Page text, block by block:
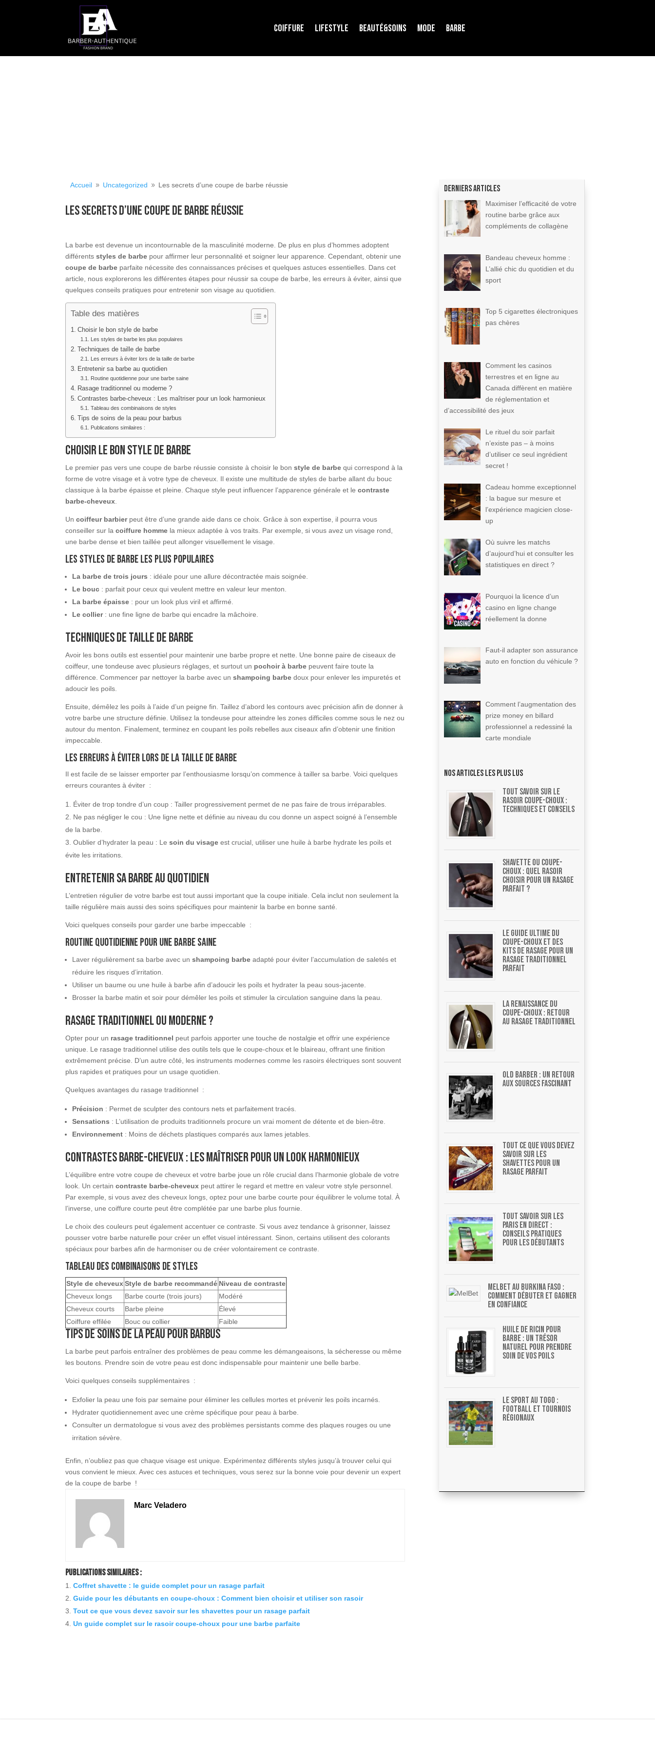
COIFFURE LIFESTYLE BEAUTÉ&SOINS MODE BARBE
Accueil 9 Uncategorized 9 Les secrets d’une coupe de barbe réussie
Les secrets d’une coupe de barbe réussie
La barbe est devenue un incontournable de la masculinité moderne. De plus en plus d’hommes adoptent
différentsstyles de barbe pour affirmer leur personnalité et soigner leur apparence. Cependant, obtenir une
coupe de barbe parfaite nécessite des connaissances précises et quelques astuces essentielles. Dans cet
article, nous explorerons les différentes étapes pour réussir sa coupe de barbe, les erreurs à éviter, ainsi que
quelques conseils pratiques pour entretenir son visage au quotidien.
Table des matières
Choisir le bon style de barbe
Les styles de barbe les plus populaires
Techniques de taille de barbe
Les erreurs à éviter lors de la taille de barbe
Entretenir sa barbe au quotidien
Routine quotidienne pour une barbe saine
Rasage traditionnel ou moderne ?
Contrastes barbe-cheveux : Les maîtriser pour un look harmonieux
Tableau des combinaisons de styles
Tips de soins de la peau pour barbus
Publications similaires :
Choisir le bon style de barbe
Le premier pas vers une coupe de barbe réussie consiste à choisir le bonstyle de barbe qui correspond à la
forme de votre visage et à votre type de cheveux. Il existe une multitude de styles de barbe allant du bouc
classique à la barbe épaisse et pleine. Chaque style peut influencer l’apparence générale et lecontraste
barbe-cheveux
Uncoiffeur barbierpeut être d’une grande aide dans ce choix. Grâce à son expertise, il pourra vous
conseiller sur lacoiffure homme la mieux adaptée à vos traits. Par exemple, si vous avez un visage rond,
une barbe dense et bien taillée peut allonger visuellement le visage.
Les styles de barbe les plus populaires
La barbe de trois jours : idéale pour une allure décontractée mais soignée.
Le bouc : parfait pour ceux qui veulent mettre en valeur leur menton.
La barbe épaisse : pour un look plus viril et affirmé.
Le collier: une fine ligne de barbe qui encadre la mâchoire.
Techniques de taille de barbe
Avoir les bons outils est essentiel pour maintenir une barbe propre et nette. Une bonne paire de ciseaux de
coiffeur, une tondeuse avec plusieurs réglages, et surtout un pochoir à barbe peuvent faire toute la
différence. Commencer par nettoyer la barbe avec unshampoing barbe doux pour enlever les impuretés et
adoucir les poils.
Ensuite, démêlez les poils à l’aide d’un peigne fin. Taillez d’abord les contours avec précision afin de donner à
votre barbe une structure définie. Utilisez la tondeuse pour atteindre les zones difficiles comme sous le nez ou
autour du menton. Finalement, terminez en coupant les poils rebelles aux ciseaux afin d’obtenir une finition
impeccable.
Les erreurs à éviter lors de la taille de barbe
Il est facile de se laisser emporter par l’enthousiasme lorsqu’on commence à tailler sa barbe. Voici quelques
erreurs courantes à éviter :
Éviter de trop tondre d’un coup : Tailler progressivement permet de ne pas faire de trous irréparables.
Ne pas négliger le cou : Une ligne nette et définie au niveau du cou donne un aspect soigné à l’ensemble
de la barbe.
Oublier d’hydrater la peau : Lesoin du visage est crucial, utiliser une huile à barbe hydrate les poils et
évite les irritations.
Entretenir sa barbe au quotidien
L’entretien régulier de votre barbe est tout aussi important que la coupe initiale. Cela inclut non seulement la
taille régulière mais aussi des soins spécifiques pour maintenir la barbe en bonne santé.
Voici quelques conseils pour garder une barbe impeccable :
Routine quotidienne pour une barbe saine
Laver régulièrement sa barbe avec unshampoing barbe adapté pour éviter l’accumulation de saletés et
réduire les risques d’irritation.
Utiliser un baume ou une huile à barbe afin d’adoucir les poils et hydrater la peau sous-jacente.
Brosser la barbe matin et soir pour démêler les poils et stimuler la circulation sanguine dans la peau.
Rasage traditionnel ou moderne ?
Opter pour un rasage traditionnel peut parfois apporter une touche de nostalgie et offrir une expérience
unique. Le rasage traditionnel utilise des outils tels que le coupe-choux et le blaireau, offrant une finition
extrêmement précise. D’un autre côté, les instruments modernes comme les rasoirs électriques sont souvent
plus rapides et pratiques pour un usage quotidien.
Quelques avantages du rasage traditionnel :
Précision : Permet de sculpter des contours nets et parfaitement tracés.
Sensations : L’utilisation de produits traditionnels procure un vrai moment de détente et de bien-être.
Environnement : Moins de déchets plastiques comparés aux lames jetables.
Contrastes barbe-cheveux : Les maîtriser pour un look harmonieux
L’équilibre entre votre coupe de cheveux et votre barbe joue un rôle crucial dans l’harmonie globale de votre
look. Un certaincontraste barbe-cheveux peut attirer le regard et mettre en valeur votre style personnel.
Par exemple, si vous avez des cheveux longs, optez pour une barbe courte pour équilibrer le volume total. À
l’inverse, une coiffure courte peut être complétée par une barbe plus fournie.
Le choix des couleurs peut également accentuer ce contraste. Si vous avez tendance à grisonner, laissez
pousser votre barbe naturelle pour créer un effet visuel intéressant. Sinon, certains utilisent des colorants
spéciaux pour barbes afin de harmoniser ou de créer volontairement ce contraste.
Tableau des combinaisons de styles
Style de cheveux Style de barbe recommandé Niveau de contraste
Cheveux longs
Barbe courte (trois jours)
Modéré
Cheveux courts
Barbe pleine
Élevé
Coiffure effilée
Bouc ou collier Faible
Tips de soins de la peau pour barbus
La barbe peut parfois entraîner des problèmes de peau comme les démangeaisons, la sécheresse ou même
les boutons. Prendre soin de votre peau est donc indispensable pour maintenir une belle barbe.
Voici quelques conseils supplémentaires :
Exfolier la peau une fois par semaine pour éliminer les cellules mortes et prévenir les poils incarnés.
Hydrater quotidiennement avec une crème spécifique pour peau à barbe.
Consulter un dermatologue si vous avez des problèmes persistants comme des plaques rouges ou une
irritation sévère.
Enfin, n’oubliez pas que chaque visage est unique. Expérimentez différents styles jusqu’à trouver celui qui
vous convient le mieux. Avec ces astuces et techniques, vous serez sur la bonne voie pour devenir un expert
de la coupe de barbe !
Marc Veladero
Publications Similaires :
Coffret shavette : le guide complet pour un rasage parfait
Guide pour les débutants en coupe-choux : Comment bien choisir et utiliser son rasoir
Tout ce que vous devez savoir sur les shavettes pour un rasage parfait
Un guide complet sur le rasoir coupe-choux pour une barbe parfaite
Derniers articles
Maximiser l’efficacité de votre
routine barbe grâce aux
compléments de collagène
Bandeau cheveux homme :
L’allié chic du quotidien et du
sport
Top 5 cigarettes électroniques
pas chères
Comment les casinos
terrestres et en ligne au
Canada diffèrent en matière
de réglementation et
d’accessibilité des jeux
Le rituel du soir parfait
n’existe pas – à moins
d’utiliser ce seul ingrédient
secret !
Cadeau homme exceptionnel
: la bague sur mesure et
l’expérience magicien close-
up
Où suivre les matchs
d’aujourd’hui et consulter les
statistiques en direct ?
Pourquoi la licence d’un
casino en ligne change
réellement la donne
Faut-il adapter son assurance
auto en fonction du véhicule ?
Comment l’augmentation des
prize money en billard
professionnel a redessiné la
carte mondiale
Nos articles les plus lus
Tout savoir sur le
rasoir coupe-choux :
Techniques et conseils
Shavette ou coupe-
choux : quel rasoir
choisir pour un rasage
parfait ?
Le guide ultime du
coupe-choux et des
kits de rasage pour un
rasage traditionnel
parfait
La renaissance du
coupe-choux : retour
au rasage traditionnel
Old barber : un retour
aux sources fascinant
Tout ce que vous devez
savoir sur les
shavettes pour un
rasage parfait
Tout savoir sur les
paris en direct :
conseils pratiques
pour les débutants
MelBet au Burkina Faso :
comment débuter et gagner
en confiance
Huile de ricin pour
barbe : un trésor
naturel pour prendre
soin de vos poils
Le sport au Togo :
football et tournois
régionaux